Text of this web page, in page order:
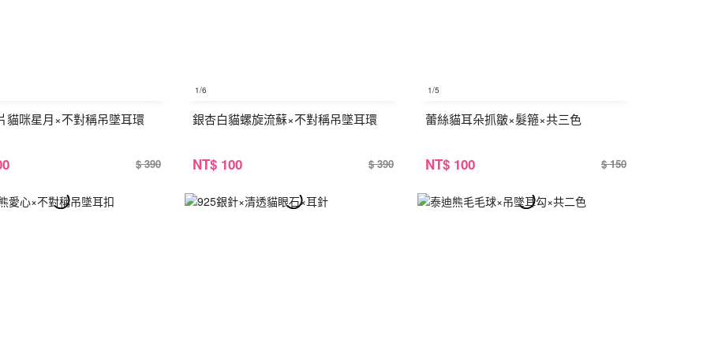
貓咪星月×不對稱吊墜耳環
$ 390
1/6
銀杏白貓螺旋流蘇×不對稱吊墜耳環
NT$ 100 $ 390
1/5
蕾絲貓耳朵抓皺×髮箍×共三色
NT$ 100 $ 150